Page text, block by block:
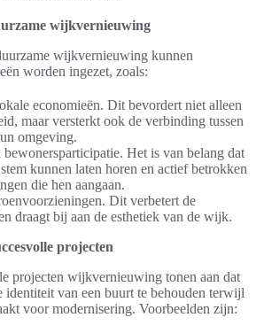
wijkvernieuwing
wijkvernieuwing kunnen
worden ingezet, zoals:
economieën. Dit bevordert niet alleen
maar versterkt ook de verbinding tussen
omgeving.
Het is van belang dat
kunnen laten horen en actief betrokken
die hen aangaan.
Dit verbetert de
draagt bij aan de esthetiek van de wijk.
projecten
projecten wijkvernieuwing tonen aan dat
identiteit van een buurt te behouden terwijl
voor modernisering. Voorbeelden zijn: